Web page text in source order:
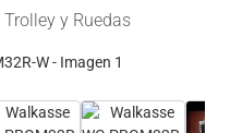
y Ruedas